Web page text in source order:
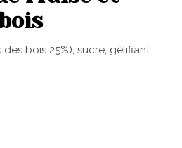
des bois 25%), sucre, gélifiant :